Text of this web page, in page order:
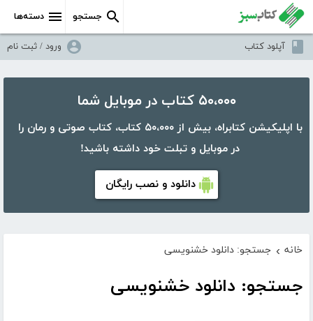
دسته‌ها جستجو
آپلود کتاب ورود / ثبت نام
۵۰،۰۰۰ کتاب در موبایل شما
با اپلیکیشن کتابراه، بیش از ۵۰،۰۰۰ کتاب، کتاب صوتی و رمان را
در موبایل و تبلت خود داشته باشید!
دانلود و نصب رایگان
خانه › جستجو: دانلود خشنویسی
جستجو: دانلود خشنویسی